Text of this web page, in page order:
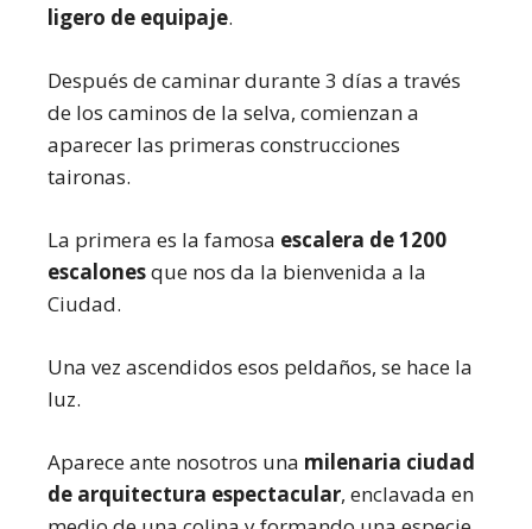
ligero de equipaje.
Después de caminar durante 3 días a través
de los caminos de la selva, comienzan a
aparecer las primeras construcciones
taironas.
La primera es la famosa escalera de 1200
escalonesque nos da la bienvenida a la
Ciudad.
Una vez ascendidos esos peldaños, se hace la
luz.
Aparece ante nosotros una milenaria ciudad
de arquitectura espectacular, enclavada en